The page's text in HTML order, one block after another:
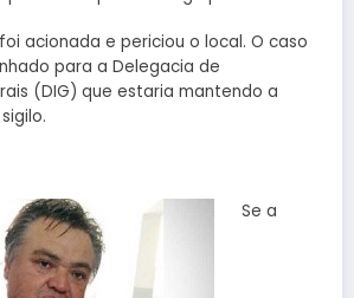
acionada e periciou o local. O caso
para a Delegacia de
(DIG) que estaria mantendo a
Se a